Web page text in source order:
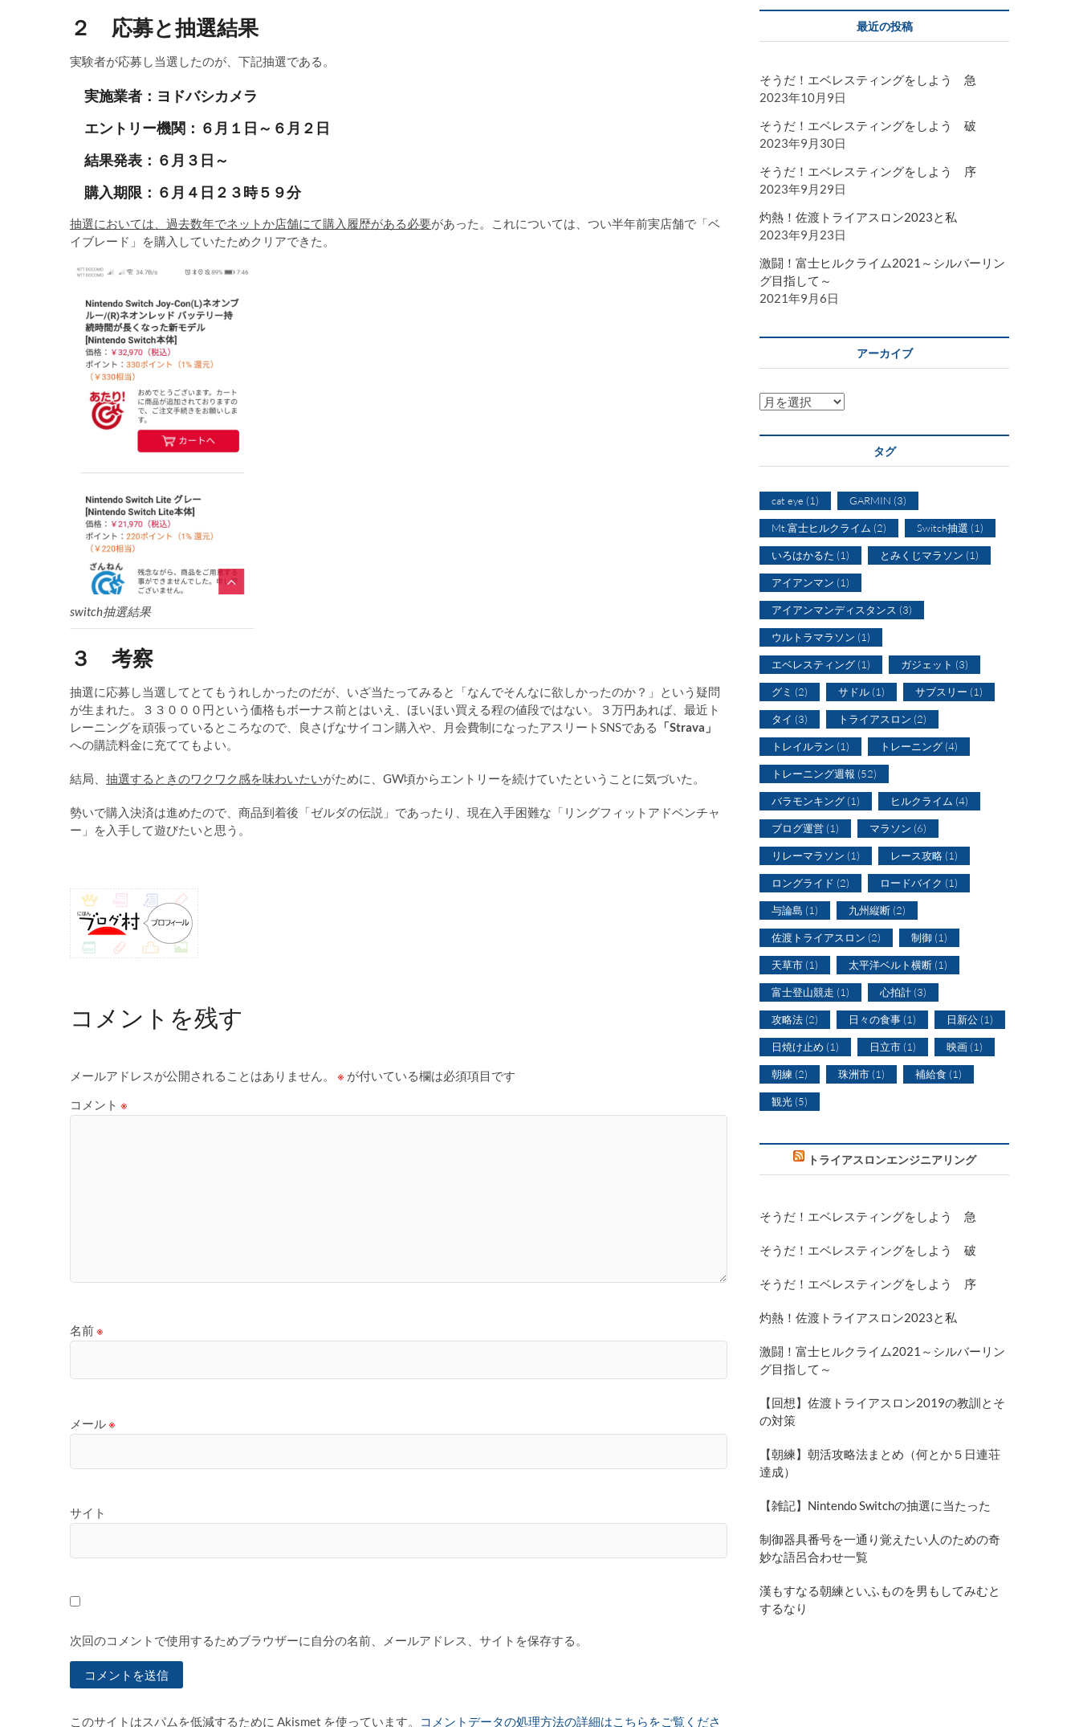
２ 応募と抽選結果
実験者が応募し当選したのが、下記抽選である。
実施業者：ヨドバシカメラ
エントリー機関：６月１日～６月２日
結果発表：６月３日～
購入期限：６月４日２３時５９分
抽選においては、過去数年でネットか店舗にて購入履歴がある必要があった。これについては、つい半年前実店舗で「ベ
イブレード」を購入していたためクリアできた。
switch抽選結果
３ 考察
抽選に応募し当選してとてもうれしかったのだが、いざ当たってみると「なんでそんなに欲しかったのか？」という疑問
が生まれた。３３０００円という価格もボーナス前とはいえ、ほいほい買える程の値段ではない。３万円あれば、最近ト
レーニングを頑張っているところなので、良さげなサイコン購入や、月会費制になったアスリートSNSである
「Strava」
への購読料金に充ててもよい。
結局、 抽選するときのワクワク感を味わいたいがために、GW頃からエントリーを続けていたということに気づいた。
勢いで購入決済は進めたので、商品到着後「ゼルダの伝説」であったり、現在入手困難な「リングフィットアドベンチャ
ー」を入手して遊びたいと思う。
コメントを残す
メールアドレスが公開されることはありません。 ※ が付いている欄は必須項目です
コメント ※
名前※
メール※
サイト
次回のコメントで使用するためブラウザーに自分の名前、メールアドレス、サイトを保存する。
このサイトはスパムを低減するために Akismet を使っています。 コメントデータの処理方法の詳細はこちらをご覧くださ
最近の投稿
そうだ！エベレスティングをしよう 急
2023年10月9日
そうだ！エベレスティングをしよう 破
2023年9月30日
そうだ！エベレスティングをしよう 序
2023年9月29日
灼熱！佐渡トライアスロン2023と私
2023年9月23日
激闘！富士ヒルクライム2021～シルバーリン
グ目指して～
2021年9月6日
アーカイブ
ア
カ
ブ
タグ
cat eye (1) GARMIN (3)
Mt.富士ヒルクライム (2) Switch抽選 (1)
いろはかるた (1) とみくじマラソン (1)
アイアンマン (1)
アイアンマンディスタンス (3)
ウルトラマラソン (1)
エベレスティング (1) ガジェット (3)
グミ (2) サドル (1) サブスリー (1)
タイ (3) トライアスロン (2)
トレイルラン (1) トレーニング (4)
トレーニング週報 (52)
バラモンキング (1) ヒルクライム (4)
ブログ運営 (1) マラソン (6)
リレーマラソン (1) レース攻略 (1)
ロングライド (2) ロードバイク (1)
与論島 (1) 九州縦断 (2)
佐渡トライアスロン (2) 制御 (1)
天草市 (1) 太平洋ベルト横断 (1)
富士登山競走 (1) 心拍計 (3)
攻略法 (2) 日々の食事 (1) 日新公 (1)
日焼け止め (1) 日立市 (1) 映画 (1)
朝練 (2) 珠洲市 (1) 補給食 (1)
観光 (5)
トライアスロンエンジニアリング
そうだ！エベレスティングをしよう 急
そうだ！エベレスティングをしよう 破
そうだ！エベレスティングをしよう 序
灼熱！佐渡トライアスロン2023と私
激闘！富士ヒルクライム2021～シルバーリン
グ目指して～
【回想】佐渡トライアスロン2019の教訓とそ
の対策
【朝練】朝活攻略法まとめ（何とか５日連荘
達成）
【雑記】Nintendo Switchの抽選に当たった
制御器具番号を一通り覚えたい人のための奇
妙な語呂合わせ一覧
漢もすなる朝練といふものを男もしてみむと
するなり